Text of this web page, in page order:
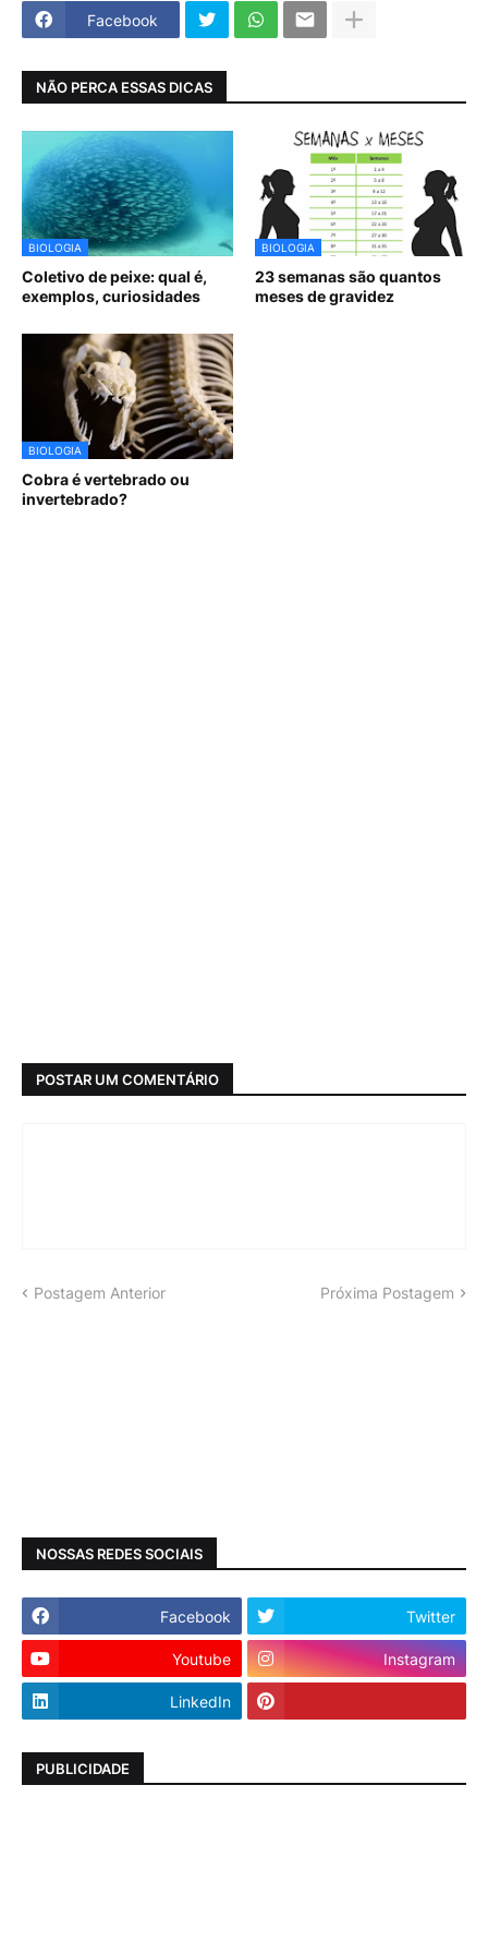
Facebook
NÃO PERCA ESSAS DICAS
BIOLOGIA
Coletivo de peixe: qual é,
exemplos, curiosidades
BIOLOGIA
23 semanas são quantos
meses de gravidez
BIOLOGIA
Cobra é vertebrado ou
invertebrado?
POSTAR UM COMENTÁRIO
Postagem Anterior Próxima Postagem
NOSSAS REDES SOCIAIS
Facebook Twitter
Youtube Instagram
LinkedIn
PUBLICIDADE